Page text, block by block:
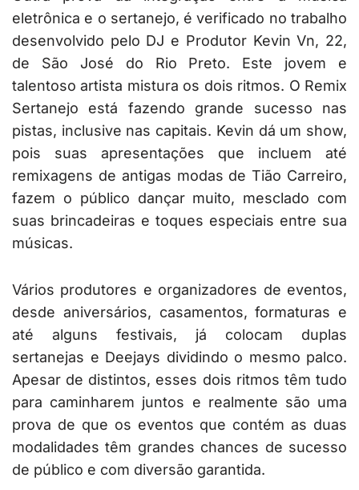
eletrônica e o sertanejo, é verificado no trabalho
desenvolvido pelo DJ e Produtor Kevin Vn, 22,
de São José do Rio Preto. Este jovem e
talentoso artista mistura os dois ritmos. O Remix
Sertanejo está fazendo grande sucesso nas
pistas, inclusive nas capitais. Kevin dá um show,
pois suas apresentações que incluem até
remixagens de antigas modas de Tião Carreiro,
fazem o público dançar muito, mesclado com
suas brincadeiras e toques especiais entre sua
músicas.
Vários produtores e organizadores de eventos,
desde aniversários, casamentos, formaturas e
até alguns festivais, já colocam duplas
sertanejas e Deejays dividindo o mesmo palco.
Apesar de distintos, esses dois ritmos têm tudo
para caminharem juntos e realmente são uma
prova de que os eventos que contém as duas
modalidades têm grandes chances de sucesso
de público e com diversão garantida.